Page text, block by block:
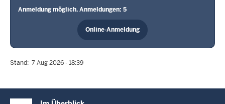
Anmeldung möglich. Anmeldungen: 5
Online-Anmeldung
Stand 7 Aug 2026 - 18:39